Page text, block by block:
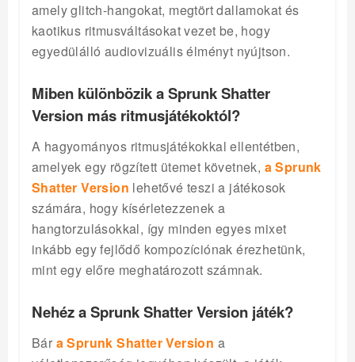
amely glitch-hangokat, megtört dallamokat és
kaotikus ritmusváltásokat vezet be, hogy
egyedülálló audiovizuális élményt nyújtson.
Miben különbözik a Sprunk Shatter
Version más ritmusjátékoktól?
A hagyományos ritmusjátékokkal ellentétben,
amelyek egy rögzített ütemet követnek, a Sprunk
Shatter Version lehetővé teszi a játékosok
számára, hogy kísérletezzenek a
hangtorzulásokkal, így minden egyes mixet
inkább egy fejlődő kompozíciónak érezhetünk,
mint egy előre meghatározott számnak.
Nehéz a Sprunk Shatter Version játék?
Bár a Sprunk Shatter Version a